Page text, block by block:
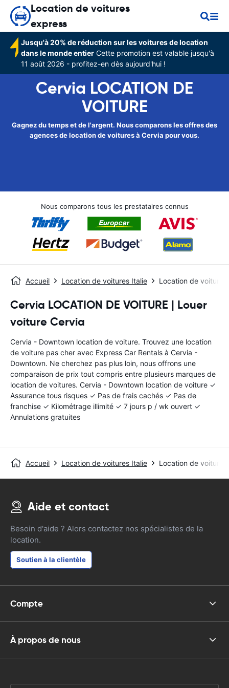
Location de voitures
express
Jusqu'à 20% de réduction sur les voitures de location
dans le monde entier Cette promotion est valable jusqu'à
11 août 2026 - profitez-en dès aujourd'hui !
Cervia LOCATION DE
VOITURE
Gagnez du temps et de l'argent. Nous comparons les offres des
agences de location de voitures à Cervia pour vous.
Nous comparons tous les prestataires connus
Accueil Location de voitures Italie Location de
Cervia LOCATION DE VOITURE | Louer
voiture Cervia
Cervia - Downtown location de voiture. Trouvez une location
de voiture pas cher avec Express Car Rentals à Cervia -
Downtown. Ne cherchez pas plus loin, nous offrons une
comparaison de prix tout compris entre plusieurs marques de
location de voitures. Cervia - Downtown location de voiture ✓
Assurance tous risques ✓ Pas de frais cachés ✓ Pas de
franchise ✓ Kilométrage illimité ✓ 7 jours p / wk ouvert ✓
Annulations gratuites
Accueil Location de voitures Italie Location de
Aide et contact
Besoin d'aide ? Alors contactez nos spécialistes de la
location.
Soutien à la clientèle
Compte
À propos de nous